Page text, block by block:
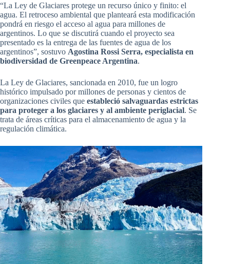
“La Ley de Glaciares protege un recurso único y finito: el
agua. El retroceso ambiental que planteará esta modificación
pondrá en riesgo el acceso al agua para millones de
argentinos. Lo que se discutirá cuando el proyecto sea
presentado es la entrega de las fuentes de agua de los
argentinos”, sostuvo Agostina Rossi Serra, especialista en
biodiversidad de Greenpeace Argentina.
La Ley de Glaciares, sancionada en 2010, fue un logro
histórico impulsado por millones de personas y cientos de
organizaciones civiles que estableció salvaguardas estrictas
para proteger a los glaciares y al ambiente periglacial. Se
trata de áreas críticas para el almacenamiento de agua y la
regulación climática.